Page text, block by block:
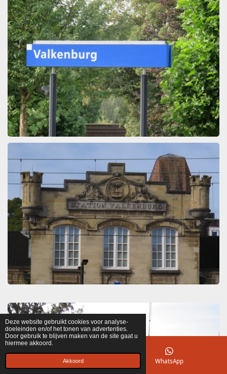
Deze website gebruikt cookies voor analyse-
doeleinden en/of het tonen van advertenties.
Door gebruik te blijven maken van de site gaat u
hiermee akkoord.
Akkoord
E-mailadres WhatsApp